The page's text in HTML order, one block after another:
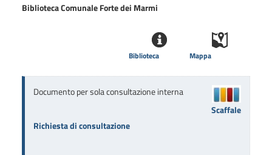
Biblioteca Comunale Forte dei Marmi
Mappa
Biblioteca
Documento per sola consultazione interna
Richiesta di consultazione
Scaffale